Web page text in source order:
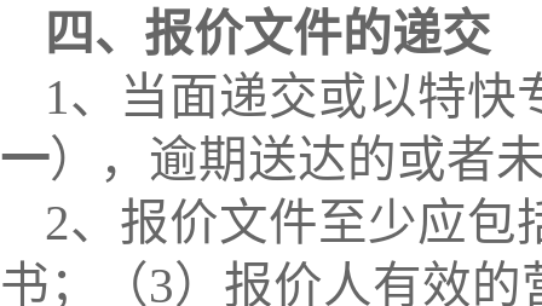
四、报价文件的递交
1、当面递交或以特快
一）
，逾期送达的或者
2、报价文件至少应包
书 ； （3）报价人有效